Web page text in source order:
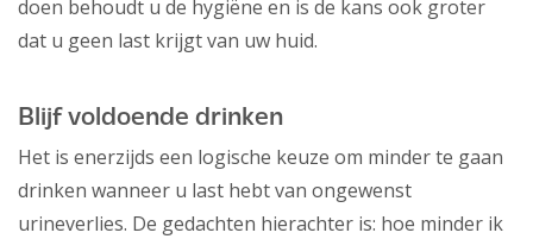
doen behoudt u de hygiëne en is de kans ook groter
dat u geen last krijgt van uw huid.
Blijf voldoende drinken
Het is enerzijds een logische keuze om minder te gaan
drinken wanneer u last hebt van ongewenst
urineverlies. De gedachten hierachter is: hoe minder ik